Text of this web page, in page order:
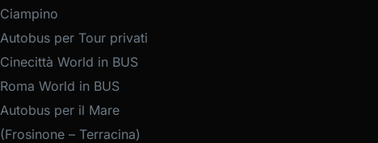
Ciampino
Autobus per Tour privati
Cinecittà World in BUS
Roma World in BUS
Autobus per il Mare
(Frosinone – Terracina)